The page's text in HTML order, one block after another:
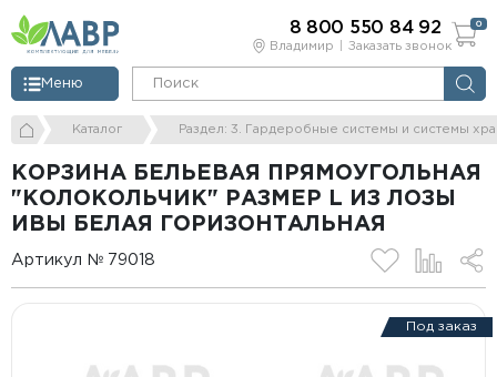
Владимир Заказать звонок
Меню
8 800 550 84 92 0
Каталог Раздел: 3. Гардеробные системы и системы
КОРЗИНА БЕЛЬЕВАЯ ПРЯМОУГОЛЬНАЯ
"КОЛОКОЛЬЧИК" РАЗМЕР L ИЗ ЛОЗЫ
ИВЫ БЕЛАЯ ГОРИЗОНТАЛЬНАЯ
Артикул № 79018
Под заказ